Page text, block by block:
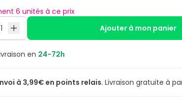
6 unités à ce prix
Ajouter à mon panier
en 24-72h
à 3,99€ en points relais. Livraison gratuite à